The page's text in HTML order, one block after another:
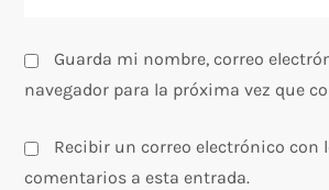
a
s
Guarda mi nombre, correo
navegador para la próxima vez que
Recibir un correo electrónico con
comentarios a esta entrada.